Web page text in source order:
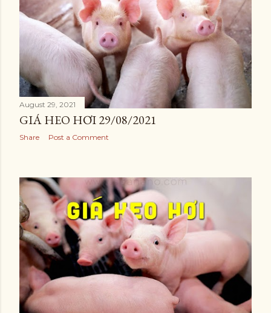
August 29, 2021
GIÁ HEO HƠI 29/08/2021
Share Post a Comment